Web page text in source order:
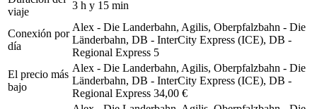
viaje
3 h y 15 min
Conexión por
día
Alex - Die Landerbahn, Agilis, Oberpfalzbahn - Die
Länderbahn, DB - InterCity Express (ICE), DB -
Regional Express 5
El precio más
bajo
Alex - Die Landerbahn, Agilis, Oberpfalzbahn - Die
Länderbahn, DB - InterCity Express (ICE), DB -
Regional Express 34,00 €